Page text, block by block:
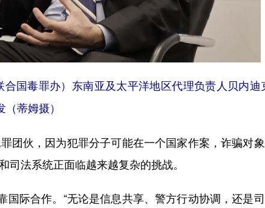
国毒罪办）东南亚及太平洋地区代理负责人贝内迪
蒂姆摄）
伙，因为犯罪分子可能在一个国家作案，诈骗对
司法系统正面临越来越复杂的挑战。
际合作。“无论是信息共享、警方行动协调，还是